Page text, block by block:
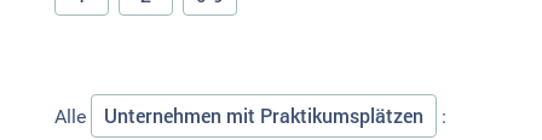
Alle Unternehmen mit Praktikumsplätzen :